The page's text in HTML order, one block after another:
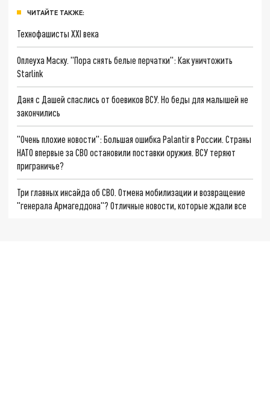
ЧИТАЙТЕ ТАКЖЕ:
Технофашисты XXI века
Оплеуха Маску. "Пора снять белые перчатки": Как уничтожить
Starlink
Даня с Дашей спаслись от боевиков ВСУ. Но беды для малышей не
закончились
"Очень плохие новости": Большая ошибка Palantir в России. Страны
НАТО впервые за СВО остановили поставки оружия. ВСУ теряют
приграничье?
Три главных инсайда об СВО. Отмена мобилизации и возвращение
"генерала Армагеддона"? Отличные новости, которые ждали все